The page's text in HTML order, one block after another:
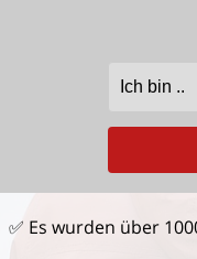
✅ Es wurden über